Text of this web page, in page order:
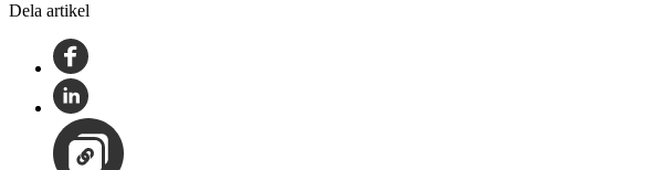
Dela artikel